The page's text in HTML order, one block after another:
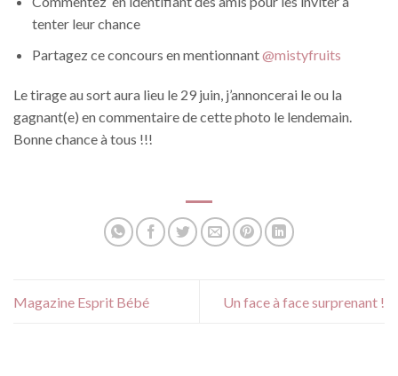
tenter leur chance
Partagez ce concours en mentionnant@mistyfruits
Le tirage au sort aura lieu le 29 juin, j’annoncerai le ou la
gagnant(e) en commentaire de cette photo le lendemain.
Bonne chance à tous !!!
Magazine Esprit Bébé Un face à face surprenant !